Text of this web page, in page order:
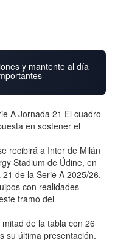
y mantente al día
A Jornada 21 El cuadro
en sostener el
recibirá a Inter de Milán
Stadium de Údine, en
de la Serie A 2025/26.
con realidades
tramo del
de la tabla con 26
su última presentación.